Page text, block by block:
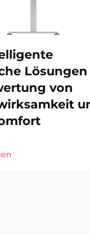
Lösungen
von